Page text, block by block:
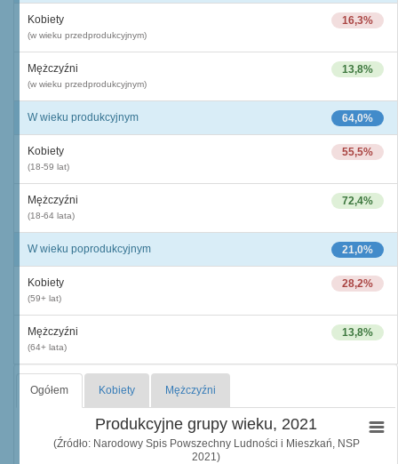
16,3%
Kobiety
(w wieku przedprodukcyjnym)
13,8%
Mężczyźni
(w wieku przedprodukcyjnym)
64,0%
W wieku produkcyjnym
55,5%
Kobiety
(18-59 lat)
72,4%
Mężczyźni
(18-64 lata)
21,0%
W wieku poprodukcyjnym
28,2%
Kobiety
(59+ lat)
13,8%
Mężczyźni
(64+ lata)
Ogółem Kobiety Mężczyźni
Produkcyjne grupy wieku, 2021
(Źródło: Narodowy Spis Powszechny Ludności i Mieszkań, NSP
2021)